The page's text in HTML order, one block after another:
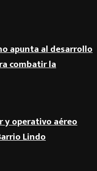
apunta al desarrollo
combatir la
y operativo aéreo
Lindo